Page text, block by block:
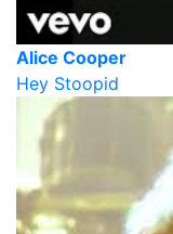
Alice Cooper
Hey Stoopid